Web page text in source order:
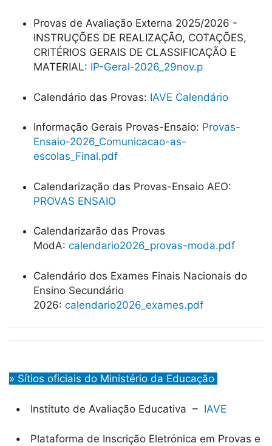
Provas de Avaliação Externa 2025/2026 -
INSTRUÇÕES DE REALIZAÇÃO, COTAÇÕES,
CRITÉRIOS GERAIS DE CLASSIFICAÇÃO E
MATERIAL: IP-Geral-2026_29nov.p
Calendário das Provas: IAVE Calendário
Informação Gerais Provas-Ensaio: Provas-
Ensaio-2026_Comunicacao-as-
escolas_Final.pdf
Calendarização das Provas-Ensaio AEO:
PROVAS ENSAIO
Calendarizarão das Provas
ModA: calendario2026_provas-moda.pdf
Calendário dos Exames Finais Nacionais do
Ensino Secundário
2026: calendario2026_exames.pdf
» Sítios oficiais do Ministério da Educação
• Instituto de Avaliação Educativa – IAVE
• Plataforma de Inscrição Eletrónica em Provas e